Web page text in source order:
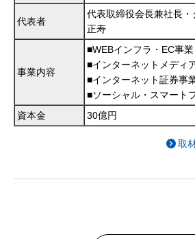
代表者
代表取締役会長兼社長
正寿
事業内容
■WEBインフラ・EC事業
■インターネットメディ
■インターネット証券事
■ソーシャル・スマート
資本金
30億円
取